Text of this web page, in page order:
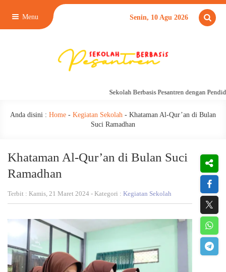
Menu Senin, 10 Agu 2026
Sekolah Berbasis Pesantren dengan
Anda disini : Home - Kegiatan Sekolah - Khataman Al-Qur’an di Bulan
Suci Ramadhan
Khataman Al-Qur’an di Bulan Suci
Ramadhan
Terbit : Kamis, 21 Maret 2024 - Kategori : Kegiatan Sekolah